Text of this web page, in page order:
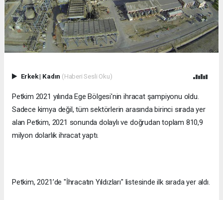
Erkek| Kadın (Haberi Sesli Oku)
Petkim 2021 yılında Ege Bölgesi'nin ihracat şampiyonu oldu.
Sadece kimya değil, tüm sektörlerin arasında birinci sırada yer
alan Petkim, 2021 sonunda dolaylı ve doğrudan toplam 810,9
milyon dolarlık ihracat yaptı.
Petkim, 2021’de "İhracatın Yıldızları" listesinde ilk sırada yer aldı.